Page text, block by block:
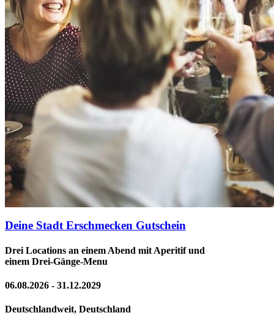
Deine Stadt Erschmecken Gutschein
Drei Locations an einem Abend mit Aperitif und
einem Drei-Gänge-Menu
06.08.2026 - 31.12.2029
Deutschlandweit, Deutschland